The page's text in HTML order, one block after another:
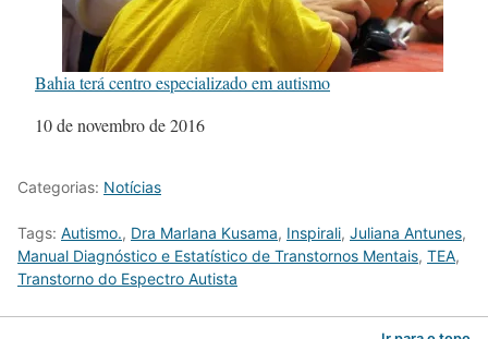
Bahia terá centro especializado em autismo
Data
10 de novembro de 2016
Categorias: Notícias
Tags: Autismo., Dra Marlana Kusama, Inspirali, Juliana Antunes,
Manual Diagnóstico e Estatístico de Transtornos Mentais, TEA,
Transtorno do Espectro Autista